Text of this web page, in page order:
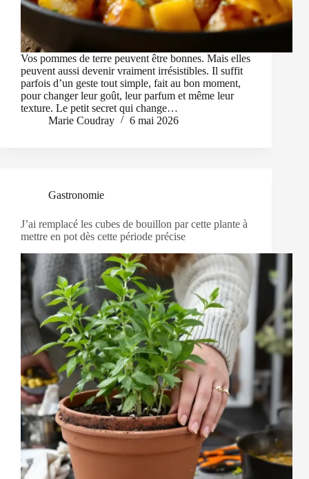
Vos pommes de terre peuvent être bonnes. Mais elles
peuvent aussi devenir vraiment irrésistibles. Il suffit
parfois d’un geste tout simple, fait au bon moment,
pour changer leur goût, leur parfum et même leur
texture. Le petit secret qui change…
Marie Coudray
6 mai 2026
Gastronomie
J’ai remplacé les cubes de bouillon par cette plante à
mettre en pot dès cette période précise